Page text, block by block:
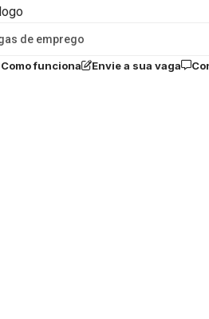
Como funciona Envie a sua vaga